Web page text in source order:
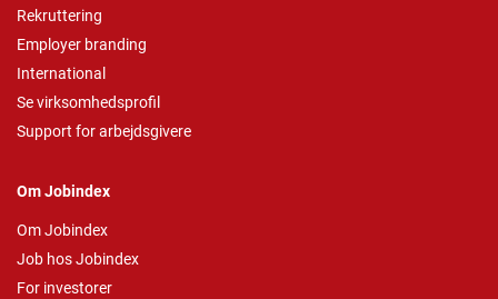
Rekruttering
Employer branding
International
Se virksomhedsprofil
Support for arbejdsgivere
Om Jobindex
Om Jobindex
Job hos Jobindex
For investorer